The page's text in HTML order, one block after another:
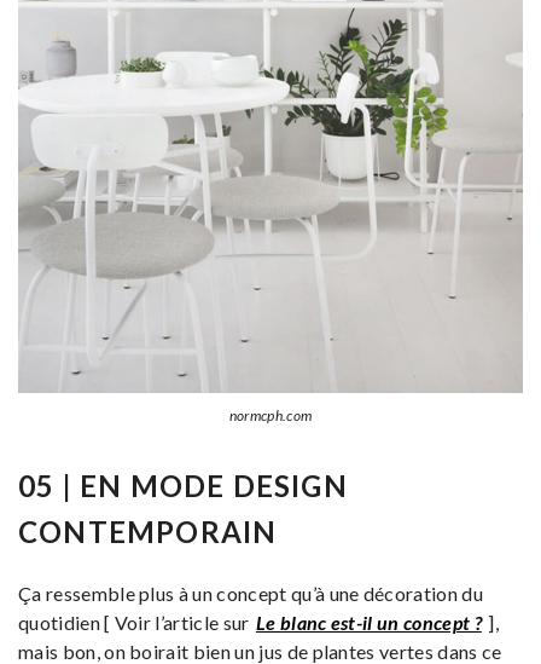
normcph.com
05 | EN MODE DESIGN
CONTEMPORAIN
Ça ressemble plus à un concept qu’à une décoration du
quotidien [ Voir l’article sur Le blanc est-il un concept ? ],
mais bon, on boirait bien un jus de plantes vertes dans ce